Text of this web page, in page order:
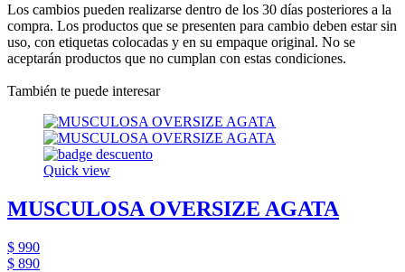
Los cambios pueden realizarse dentro de los 30 días posteriores a la
compra. Los productos que se presenten para cambio deben estar sin
uso, con etiquetas colocadas y en su empaque original. No se
aceptarán productos que no cumplan con estas condiciones.
También te puede interesar
Quick view
MUSCULOSA OVERSIZE AGATA
$ 990
$ 890